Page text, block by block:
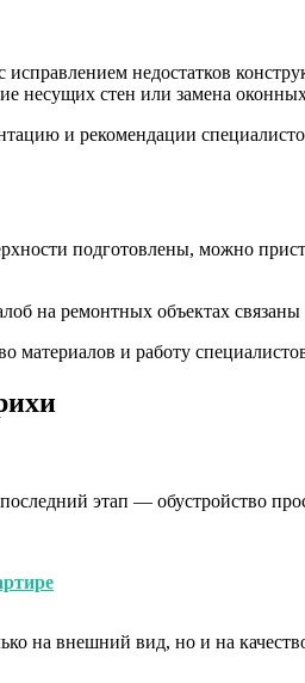
исправлением недостатков
несущих стен или замена
и рекомендации
подготовлены, можно
на ремонтных объектах
материалов и работу
этап — обустройство
на внешний вид, но и на